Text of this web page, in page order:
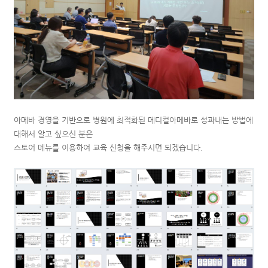
아메바 경영을 기반으로 병원에 최적화된 메디컬아메바로 성과내는 방법에
대해서 알고 싶으신 분은
스토어 메뉴를 이용하여 교육 신청을 해주시면 되겠습니다.